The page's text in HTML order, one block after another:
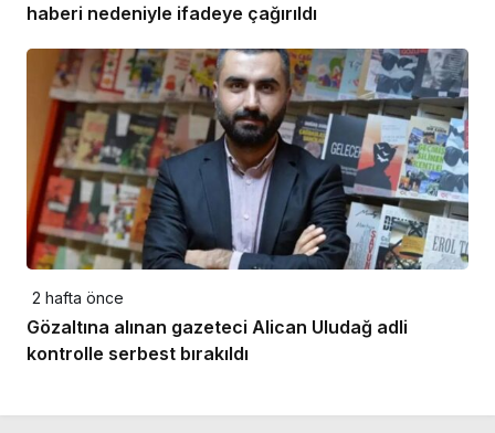
haberi nedeniyle ifadeye çağırıldı
2 hafta önce
Gözaltına alınan gazeteci Alican Uludağ adli
kontrolle serbest bırakıldı